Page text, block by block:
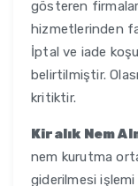
gösteren
hizmetlerinden
İptal ve iade
belirtilmiştir.
kritiktir.
Kiralık Nem
nem kurutma
giderilmesi işlemi